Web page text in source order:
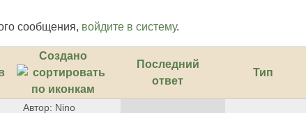
сообщения, войдите в систему.
Создано
Последний
ответ
Тип
Автор: Nino